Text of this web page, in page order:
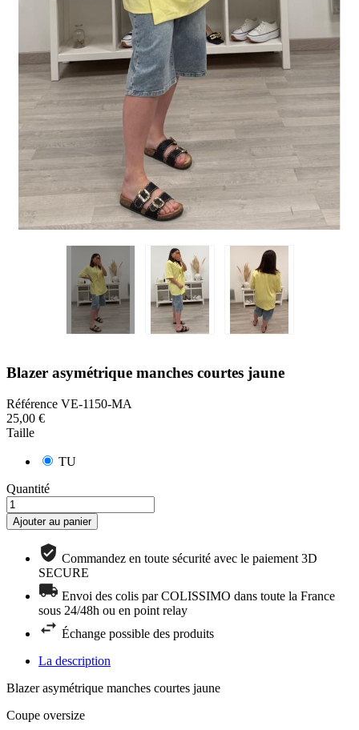
Blazer asymétrique manches courtes jaune
Référence VE-1150-MA
25,00 €
Taille
TU
Quantité
Ajouter au panier
Commandez en toute sécurité avec le paiement 3D
SECURE
Envoi des colis par COLISSIMO dans toute la France
sous 24/48h ou en point relay
Échange possible des produits
La description
Blazer asymétrique manches courtes jaune
Coupe oversize